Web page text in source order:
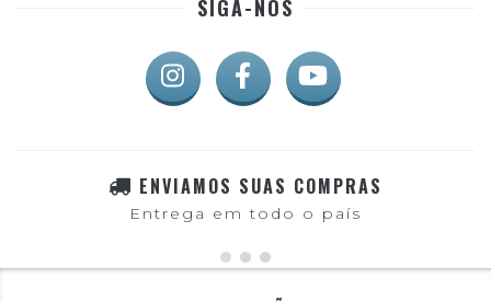
SIGA-NOS
ENVIAMOS SUAS COMPRAS
Entrega em todo o país